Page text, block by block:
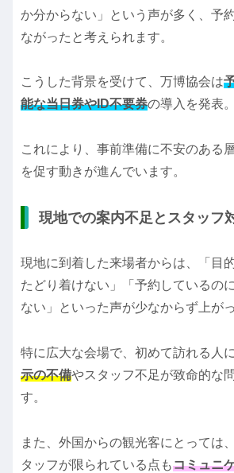
か分からない」という声が多く、予
ながったと考えられます。
こうした背景を受けて、万博協会は
能な当日券やID不要券の導入を発表。
これにより、事前準備に不安のある
を促す動きが進んでいます。
現地での案内不足とスタッフ
現地に到着した来場者からは、「目
たどり着けない」「予約しているの
ない」といった声が少なからず上が
特に広大な会場で、初めて訪れる人
示の不備やスタッフ不足が致命的な
す。
また、外国からの観光客にとっては
タッフが限られている点もコミュニ